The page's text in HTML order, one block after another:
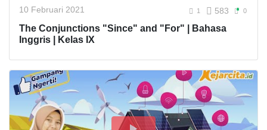
10 Februari 2021 1 583 0
The Conjunctions "Since" and "For" | Bahasa
Inggris | Kelas IX